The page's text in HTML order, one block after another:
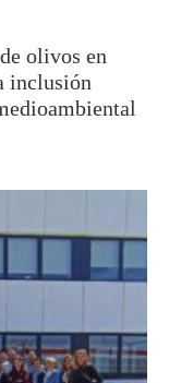
olivos en
inclusión